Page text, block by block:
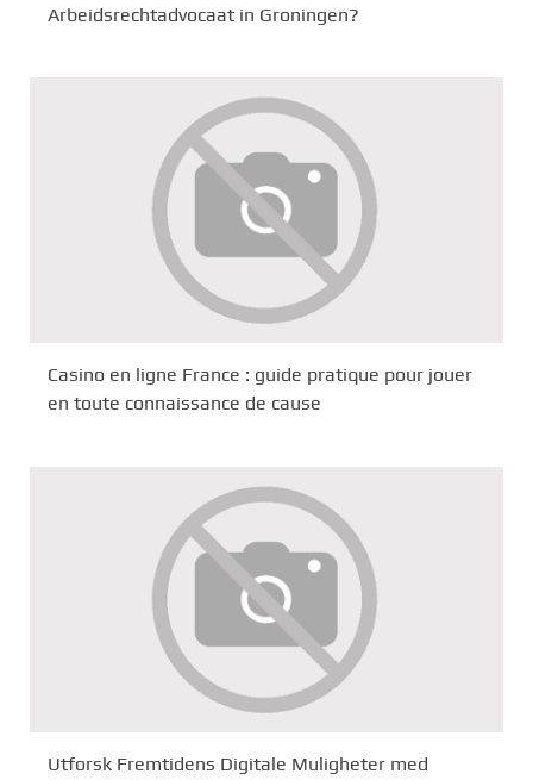
Arbeidsrechtadvocaat in Groningen?
Casino en ligne France : guide pratique pour jouer
en toute connaissance de cause
Utforsk Fremtidens Digitale Muligheter med